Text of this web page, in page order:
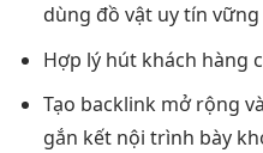
dùng đồ vật uy tín vững
Hợp lý hút khách hàng
Tạo backlink mở rộng
gắn kết nội trình bày